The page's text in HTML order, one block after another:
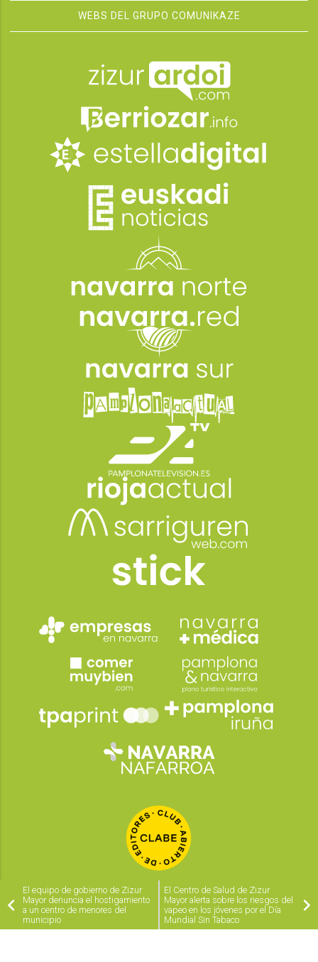
WEBS DEL GRUPO COMUNIKAZE
El equipo de gobierno de Zizur
Mayor denuncia el hostigamiento
a un centro de menores del
municipio
El Centro de Salud de Zizur
Mayor alerta sobre los riesgos del
vapeo en los jóvenes por el Día
Mundial Sin Tabaco